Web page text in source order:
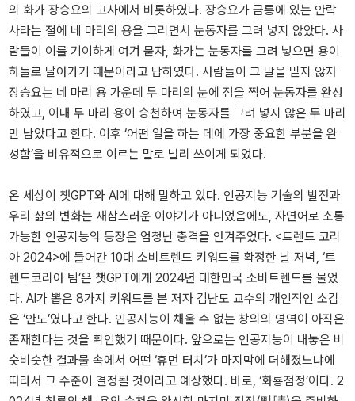
의 화가 장승요의 고사에서 비롯하였다. 장승요가 금릉에 있는 안락
사라는 절에 네 마리의 용을 그리면서 눈동자를 그려 넣지 않았다. 사
람들이 이를 기이하게 여겨 묻자, 화가는 눈동자를 그려 넣으면 용이
하늘로 날아가기 때문이라고 답하였다. 사람들이 그 말을 믿지 않자
장승요는 네 마리 용 가운데 두 마리의 눈에 점을 찍어 눈동자를 완성
하였고, 이내 두 마리 용이 승천하여 눈동자를 그려 넣지 않은 두 마리
만 남았다고 한다. 이후 ‘어떤 일을 하는 데에 가장 중요한 부분을 완
성함’을 비유적으로 이르는 말로 널리 쓰이게 되었다.
온 세상이 챗GPT와 AI에 대해 말하고 있다. 인공지능 기술의 발전과
우리 삶의 변화는 새삼스러운 이야기가 아니었음에도, 자연어로 소통
가능한 인공지능의 등장은 엄청난 충격을 안겨주었다. <트렌드 코리
아 2024>에 들어간 10대 소비트렌드 키워드를 확정한 날 저녁, ‘트
렌드코리아 팀’은 챗GPT에게 2024년 대한민국 소비트렌드를 물었
다. AI가 뽑은 8가지 키워드를 본 저자 김난도 교수의 개인적인 소감
은 ‘안도’였다고 한다. 인공지능이 채울 수 없는 창의의 영역이 아직은
존재한다는 것을 확인했기 때문이다. 앞으로는 인공지능이 내놓은 비
슷비슷한 결과물 속에서 어떤 ‘휴먼 터치’가 마지막에 더해졌느냐에
따라서 그 수준이 결정될 것이라고 예상했다. 바로, ‘화룡점정’이다. 2